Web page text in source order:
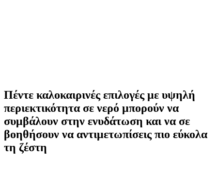
Πέντε καλοκαιρινές επιλογές με υψηλή
περιεκτικότητα σε νερό μπορούν να
συμβάλουν στην ενυδάτωση και να σε
βοηθήσουν να αντιμετωπίσεις πιο εύκολα
τη ζέστη